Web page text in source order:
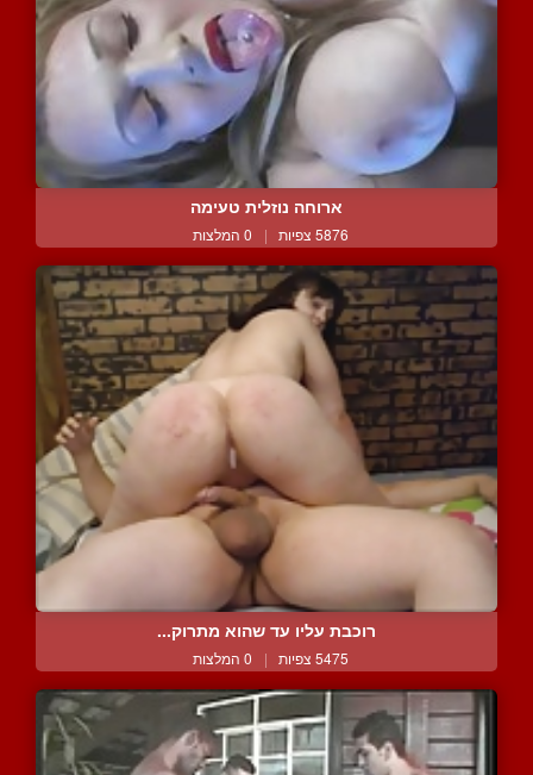
ארוחה נוזלית טעימה
5876 צפיות | 0 המלצות
רוכבת עליו עד שהוא מתרוק...
5475 צפיות | 0 המלצות